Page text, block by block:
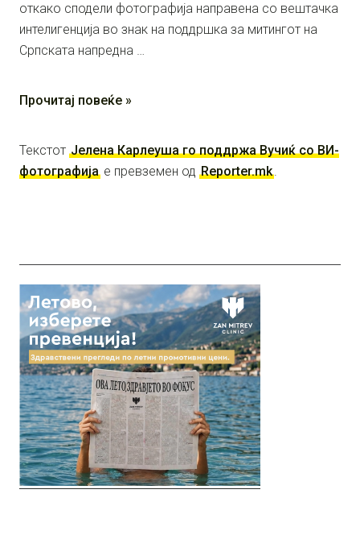
откако сподели фотографија направена со вештачка
интелигенција во знак на поддршка за митингот на
Српската напредна …
Прочитај повеќе »
Текстот Јелена Карлеуша го поддржа Вучиќ со ВИ-
фотографија е превземен од Reporter.mk.